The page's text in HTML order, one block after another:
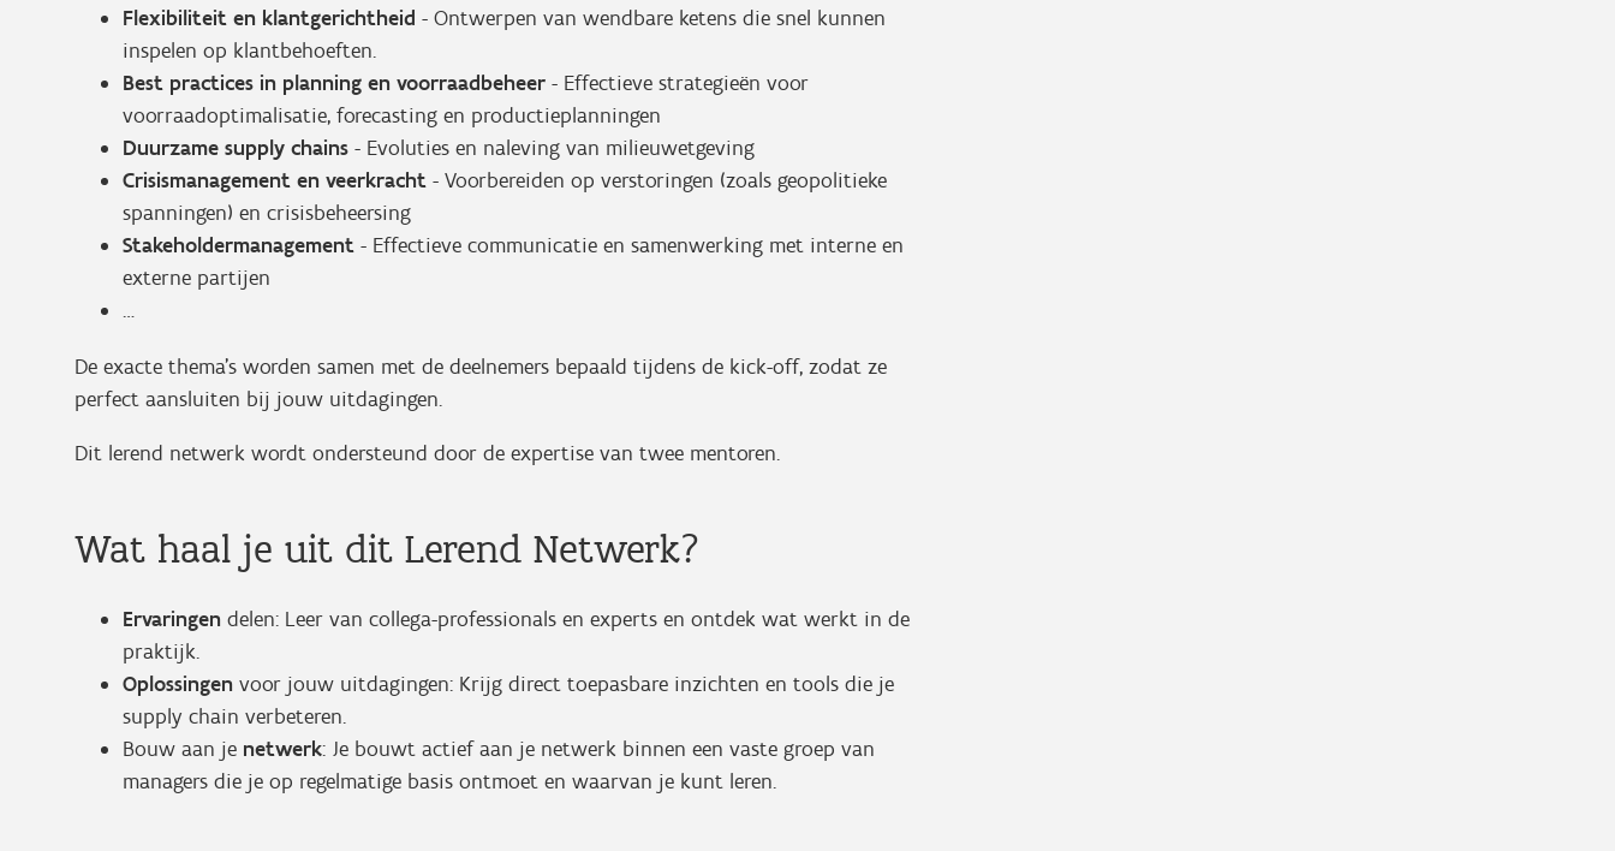
Flexibiliteit en klantgerichtheid - Ontwerpen van wendbare ketens die snel kunnen
inspelen op klantbehoeften.
Best practices in planning en voorraadbeheer - Effectieve strategieën voor
voorraadoptimalisatie, forecasting en productieplanningen
Duurzame supply chains - Evoluties en naleving van milieuwetgeving
Crisismanagement en veerkracht - Voorbereiden op verstoringen (zoals geopolitieke
spanningen) en crisisbeheersing
Stakeholdermanagement - Effectieve communicatie en samenwerking met interne en
externe partijen
…
De exacte thema’s worden samen met de deelnemers bepaald tijdens de kick-off, zodat ze
perfect aansluiten bij jouw uitdagingen.
Dit lerend netwerk wordt ondersteund door de expertise van twee mentoren.
Wat haal je uit dit Lerend Netwerk?
Ervaringen delen: Leer van collega-professionals en experts en ontdek wat werkt in de
praktijk.
Oplossingen voor jouw uitdagingen: Krijg direct toepasbare inzichten en tools die je
supply chain verbeteren.
Bouw aan je netwerk: Je bouwt actief aan je netwerk binnen een vaste groep van
managers die je op regelmatige basis ontmoet en waarvan je kunt leren.